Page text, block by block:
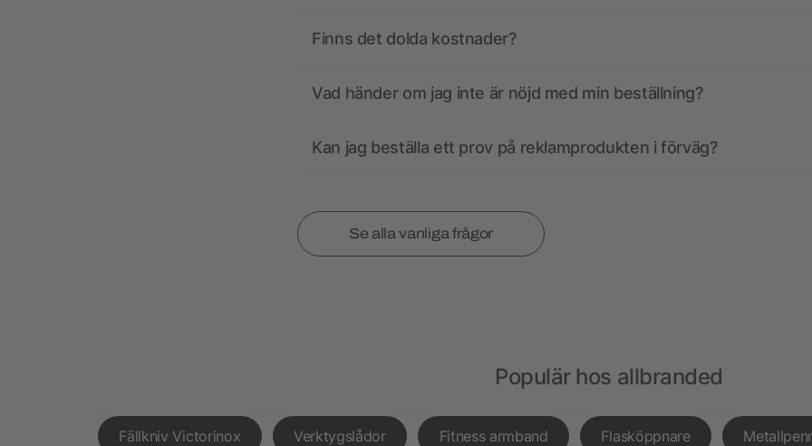
Finns det dolda kostnader?
Vad händer om jag inte är nöjd med min beställning?
Kan jag beställa ett prov på reklamprodukten i förväg?
Se alla vanliga frågor
Populär hos allbranded
Fällkniv Victorinox Verktygslådor Fitness armband Flasköppnare